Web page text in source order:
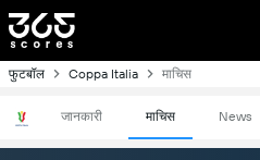
फुटबॉल Coppa Italia माचिस
जानकारी माचिस News